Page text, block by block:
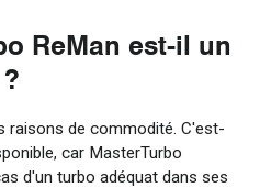
ReMan est-il un
raisons de commodité. C'est-
car MasterTurbo
d'un turbo adéquat dans ses